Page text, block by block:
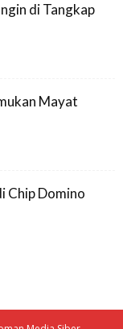
di Tangkap
Mayat
Chip Domino